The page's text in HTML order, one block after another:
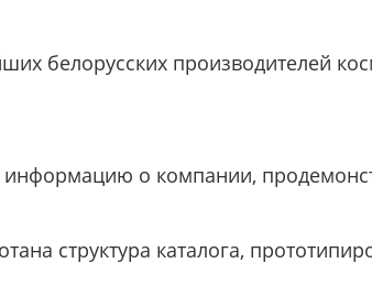
белорусских производителей
информацию о компании,
структура каталога,